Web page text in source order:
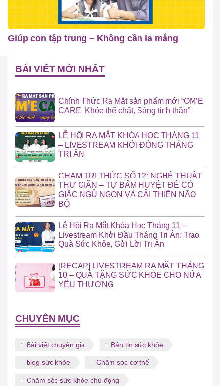
Giúp con tập trung – Không cần la mắng
BÀI VIẾT MỚI NHẤT
Chính Thức Ra Mắt sản phẩm mới “OM’E
CARE: Khỏe thể chất, Sáng tinh thần”
LỄ HỘI RA MẮT KHÓA HỌC THÁNG 11
– LIVESTREAM KHỞI ĐỘNG THÁNG
TRI ÂN
CHẠM TRI THỨC SỐ 12: NGHỆ THUẬT
THƯ GIÃN – TỰ BẤM HUYỆT ĐỂ CÓ
GIẤC NGỦ NGON VÀ CẢI THIỆN NÃO
BỘ
Lễ Hội Ra Mắt Khóa Học Tháng 11 –
Livestream Khởi Đầu Tháng Tri Ân: Trao
Quà Sức Khỏe, Gửi Lời Tri Ân
[RECAP] LIVESTREAM RA MẮT THÁNG
10 – QUÀ TẶNG SỨC KHỎE CHO NỬA
YÊU THƯƠNG
CHUYÊN MỤC
Bài viết chuyên gia Bản tin sức khỏe
blog sức khỏe Chăm sóc cơ thể
Chăm sóc sức khỏe chủ động